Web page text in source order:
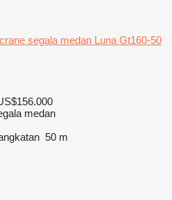
crane segala medan Luna Gt160-50
medan
50 m